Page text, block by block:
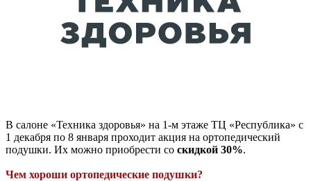
В салоне «Техника здоровья» на 1-м этаже ТЦ «Республика» с
1 декабря по 8 января проходит акция на ортопедический
подушки. Их можно приобрести со скидкой 30%.
Чем хороши ортопедические подушки?